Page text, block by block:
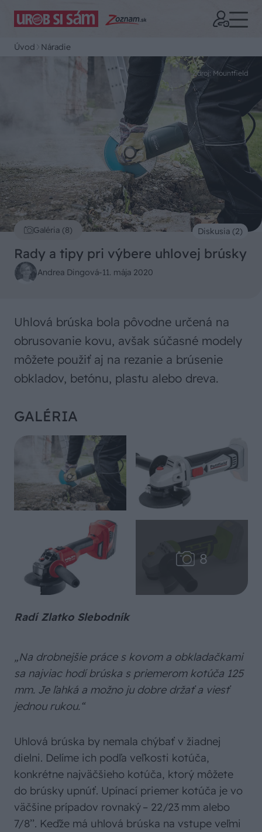
Úvod Náradie
Galéria (8)
Zdroj: Mountfield
Rady a tipy pri výbere uhlovej brúsky
Andrea Dingová-11. mája 2020
Diskusia (2)
Uhlová brúska bola pôvodne určená na
obrusovanie kovu, avšak súčasné modely
môžete použiť aj na rezanie a brúsenie
obkladov, betónu, plastu alebo dreva.
GALÉRIA
Radí Zlatko Slebodník
„Na drobnejšie práce s kovom a obkladačkami
sa najviac hodí brúska s priemerom kotúča 125
mm. Je ľahká a možno ju dobre držať a viesť
jednou rukou.“
Uhlová brúska by nemala chýbať v žiadnej
dielni. Delíme ich podľa veľkosti kotúča,
konkrétne najväčšieho kotúča, ktorý môžete
do brúsky upnúť. Upínací priemer kotúča je vo
väčšine prípadov rovnaký – 22/23 mm alebo
7/8’’. Keďže má uhlová brúska na vstupe veľmi